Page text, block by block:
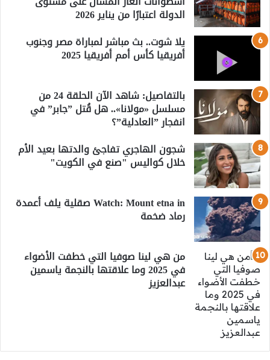
الدولة اعتبارًا من يناير 2026
يلا شوت.. بث مباشر لمباراة مصر وجنوب
أفريقيا كأس أمم أفريقيا 2025
بالتفاصيل: شاهد الآن الحلقة 24 من
مسلسل «مولانا».. هل قُتل ”جابر” في
انفجار ”العادلية”؟
شجون الهاجري تفاجئ والدتها بعيد الأم
خلال كواليس "صنع في الكويت"
Watch: Mount etna in صقلية يلف أعمدة
رماد ضخمة
من هي لينا صوفيا التي خطفت الأضواء
في 2025 وما علاقتها بالنجمة ياسمين
عبدالعزيز